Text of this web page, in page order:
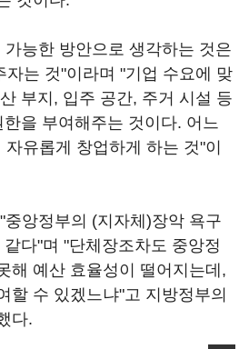
능한 방안으로 생각하는 것은
자는 것"이라며 "기업 수요에 맞
부지, 입주 공간, 주거 시설 등
을 부여해주는 것이다. 어느
유롭게 창업하게 하는 것"이
앙정부의 (지자체)장악 욕구
다"며 "단체장조차도 중앙정
해 예산 효율성이 떨어지는데,
할 수 있겠느냐"고 지방정부의
다.